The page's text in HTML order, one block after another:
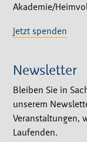
Akademie/
Jetzt spenden
Newsletter
Bleiben Sie in
unserem
Veranstaltungen,
Laufenden.